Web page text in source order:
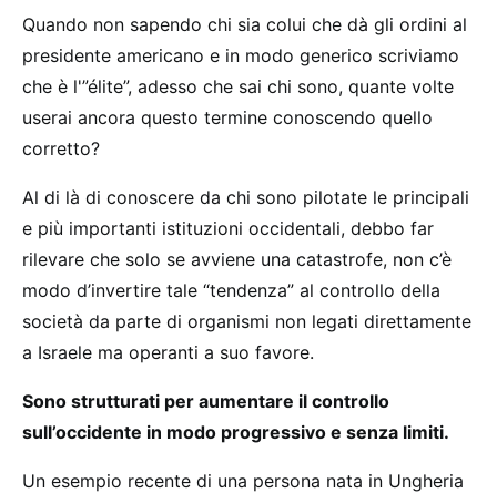
Quando non sapendo chi sia colui che dà gli ordini al
presidente americano e in modo generico scriviamo
che è l'”élite”, adesso che sai chi sono, quante volte
userai ancora questo termine conoscendo quello
corretto?
Al di là di conoscere da chi sono pilotate le principali
e più importanti istituzioni occidentali, debbo far
rilevare che solo se avviene una catastrofe, non c’è
modo d’invertire tale “tendenza” al controllo della
società da parte di organismi non legati direttamente
a Israele ma operanti a suo favore.
Sono strutturati per aumentare il controllo
sull’occidente in modo progressivo e senza limiti.
Un esempio recente di una persona nata in Ungheria